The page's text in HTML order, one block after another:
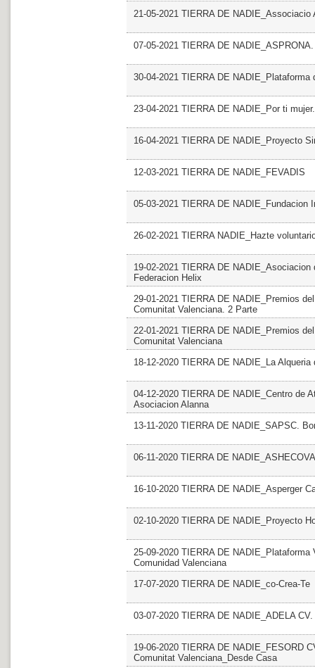
21-05-2021 TIERRA DE NADIE_Associacio
07-05-2021 TIERRA DE
30-04-2021 TIERRA DE
23-04-2021 TIERRA DE NADIE_Por ti
16-04-2021 TIERRA DE NADIE_Proyecto
12-03-2021 TIERRA DE NADIE_FEVADIS
05-03-2021 TIERRA DE NADIE_Fundacion
26-02-2021 TIERRA NADIE_Hazte
19-02-2021 TIERRA DE
Federacion Helix
29-01-2021 TIERRA DE NADIE_Premios
Comunitat Valenciana. 2 Parte
22-01-2021 TIERRA DE NADIE_Premios
Comunitat Valenciana
18-12-2020 TIERRA DE NADIE_La Alqueria
04-12-2020 TIERRA DE NADIE_Centro de
Asociacion Alanna
13-11-2020 TIERRA DE NADIE_SAPSC.
06-11-2020 TIERRA DE
16-10-2020 TIERRA DE NADIE_Asperger
02-10-2020 TIERRA DE NADIE_Proyecto
25-09-2020 TIERRA DE
Comunidad Valenciana
17-07-2020 TIERRA DE NADIE_co-Crea-Te
03-07-2020 TIERRA DE NADIE_ADELA
19-06-2020 TIERRA DE NADIE_FESORD
Comunitat Valenciana_Desde Casa